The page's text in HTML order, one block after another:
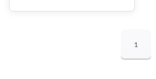
1